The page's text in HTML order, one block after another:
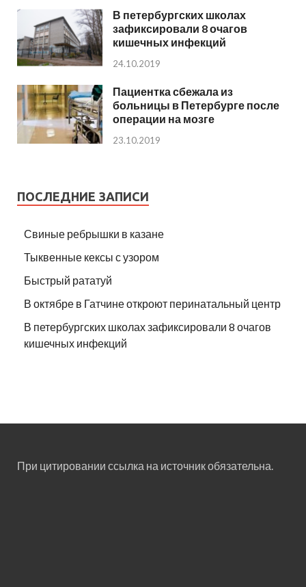
В петербургских школах
зафиксировали 8 очагов
кишечных инфекций
24.10.2019
Пациентка сбежала из
больницы в Петербурге после
операции на мозге
23.10.2019
ПОСЛЕДНИЕ ЗАПИСИ
Свиные ребрышки в казане
Тыквенные кексы с узором
Быстрый рататуй
В октябре в Гатчине откроют перинатальный центр
В петербургских школах зафиксировали 8 очагов
кишечных инфекций
При цитировании ссылка на источник обязательна.